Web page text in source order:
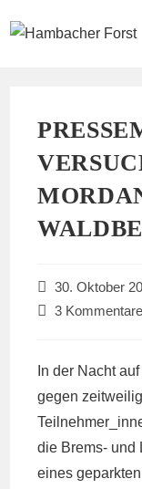
Inhalt
Beitrag
veröffentlicht:
30. Oktober
Beitrags-
3 Kommentare
In der Nacht
gegen
die Brems- und
eines